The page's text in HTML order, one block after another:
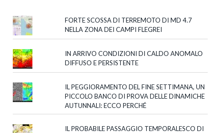
FORTE SCOSSA DI TERREMOTO DI MD 4.7
NELLA ZONA DEI CAMPI FLEGREI
IN ARRIVO CONDIZIONI DI CALDO ANOMALO
DIFFUSO E PERSISTENTE
IL PEGGIORAMENTO DEL FINE SETTIMANA, UN
PICCOLO BANCO DI PROVA DELLE DINAMICHE
AUTUNNALI: ECCO PERCHÉ
IL PROBABILE PASSAGGIO TEMPORALESCO DI